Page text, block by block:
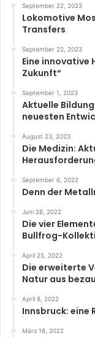
September 22, 2023
Lokomotive
Transfers
September 22, 2023
Eine innovative
Zukunft“
September 1, 2023
Aktuelle
neuesten
August 23, 2023
Die Medizin:
September 6, 2022
Denn der
Juni 28, 2022
Die vier
Bullfrog-
April 25, 2022
Die erweiterte
Natur aus
April 8, 2022
Innsbruck: eine
März 18, 2022